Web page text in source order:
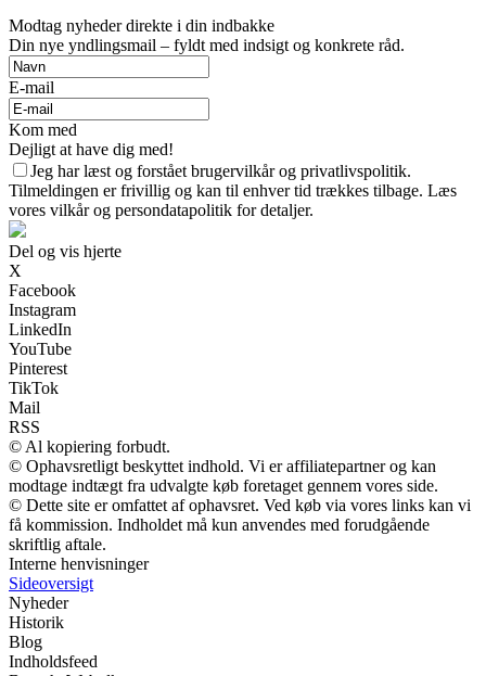
Modtag nyheder direkte i din indbakke
Din nye yndlingsmail – fyldt med indsigt og konkrete råd.
E-mail
Kom med
Dejligt at have dig med!
Jeg har læst og forstået brugervilkår og privatlivspolitik.
Tilmeldingen er frivillig og kan til enhver tid trækkes tilbage. Læs
vores vilkår og persondatapolitik for detaljer.
Del og vis hjerte
X
Facebook
Instagram
LinkedIn
YouTube
Pinterest
TikTok
Mail
RSS
© Al kopiering forbudt.
© Ophavsretligt beskyttet indhold. Vi er affiliatepartner og kan
modtage indtægt fra udvalgte køb foretaget gennem vores side.
© Dette site er omfattet af ophavsret. Ved køb via vores links kan vi
få kommission. Indholdet må kun anvendes med forudgående
skriftlig aftale.
Interne henvisninger
Sideoversigt
Nyheder
Historik
Blog
Indholdsfeed